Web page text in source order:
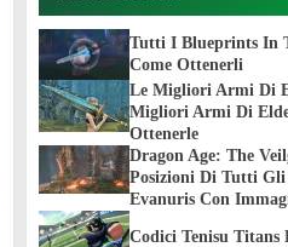
Tutti I Blueprints In
Come Ottenerli
Le Migliori Armi Di
Migliori Armi Di
Ottenerle
Dragon Age: The
Posizioni Di Tutti
Evanuris Con
Codici Tenisu Titans